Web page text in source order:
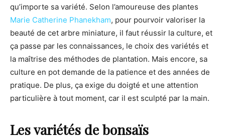
qu’importe sa variété. Selon l’amoureuse des plantes
Marie Catherine Phanekham, pour pourvoir valoriser la
beauté de cet arbre miniature, il faut réussir la culture, et
ça passe par les connaissances, le choix des variétés et
la maîtrise des méthodes de plantation. Mais encore, sa
culture en pot demande de la patience et des années de
pratique. De plus, ça exige du doigté et une attention
particulière à tout moment, car il est sculpté par la main.
Les variétés de bonsaïs